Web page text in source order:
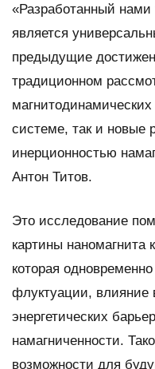
«Разработанный нами
является
предыдущие
традиционном
системе, так и новые
инерционностью
Антон Титов.
Это исследование
картины наномагнита
которая
флуктуации, влияние
энергетических
намагниченности.
возможности для